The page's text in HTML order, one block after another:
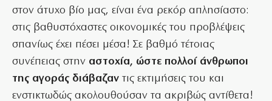
στον άτυχο βίο μας, είναι ένα ρεκόρ απλησίαστο:
στις βαθυστόχαστες οικονομικές του προβλέψεις
σπανίως έχει πέσει μέσα! Σε βαθμό τέτοιας
συνέπειας στην αστοχία, ώστε πολλοί άνθρωποι
της αγοράς διάβαζαν τις εκτιμήσεις του και
ενστικτωδώς ακολουθούσαν τα ακριβώς αντίθετα!